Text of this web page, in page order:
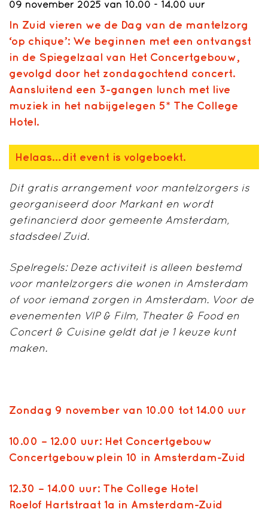
09 november 2025 van 10.00 - 14.00 uur
In Zuid vieren we de Dag van de mantelzorg
‘op chique’: We beginnen met een ontvangst
in de Spiegelzaal van Het Concertgebouw,
gevolgd door het zondagochtend concert.
Aansluitend een 3-gangen lunch met live
muziek in het nabijgelegen 5* The College
Hotel.
Helaas… dit event is volgeboekt.
Dit gratis arrangement voor mantelzorgers is
georganiseerd door Markant en wordt
gefinancierd door gemeente Amsterdam,
stadsdeel Zuid.
Spelregels: Deze activiteit is alleen bestemd
voor mantelzorgers die wonen in Amsterdam
of voor iemand zorgen in Amsterdam. Voor de
evenementen VIP & Film, Theater & Food en
Concert & Cuisine geldt dat je 1 keuze kunt
maken.
Zondag 9 november van 10.00 tot 14.00 uur
10.00 – 12.00 uur: Het Concertgebouw
Concertgebouwplein 10 in Amsterdam-Zuid
12.30 – 14.00 uur: The College Hotel
Roelof Hartstraat 1a in Amsterdam-Zuid